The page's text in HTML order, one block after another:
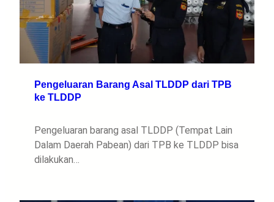
Pengeluaran Barang Asal TLDDP dari TPB
ke TLDDP
Pengeluaran barang asal TLDDP (Tempat Lain
Dalam Daerah Pabean) dari TPB ke TLDDP bisa
dilakukan…